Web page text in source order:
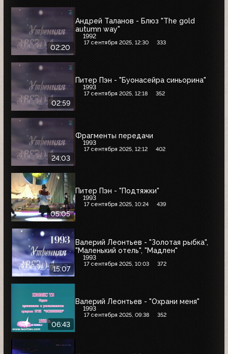
02:20
Андрей Таланов - Блюз "The gold
autumn way"
1992
17 сентября 2025, 12:30 333
02:59
Питер Пэн - "Буонасейра синьорина"
1993
17 сентября 2025, 12:18 352
24:03
Фрагменты передачи
1993
17 сентября 2025, 12:12 402
05:05
Питер Пэн - "Подтяжки"
1993
17 сентября 2025, 10:24 439
15:07
Валерий Леонтьев - "Золотая рыбка",
"Маленький отель", "Мадлен"
1993
17 сентября 2025, 10:03 372
06:43
Валерий Леонтьев - "Охрани меня"
1993
17 сентября 2025, 09:38 352